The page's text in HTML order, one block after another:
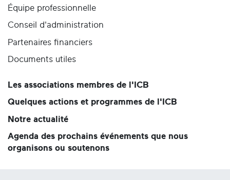
Équipe professionnelle
Conseil d'administration
Partenaires financiers
Documents utiles
Les associations membres de l'ICB
Quelques actions et programmes de l'ICB
Notre actualité
Agenda des prochains événements que nous
organisons ou soutenons